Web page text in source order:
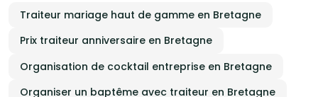
Traiteur mariage haut de gamme en Bretagne
Prix traiteur anniversaire en Bretagne
Organisation de cocktail entreprise en Bretagne
Organiser un baptême avec traiteur en Bretagne